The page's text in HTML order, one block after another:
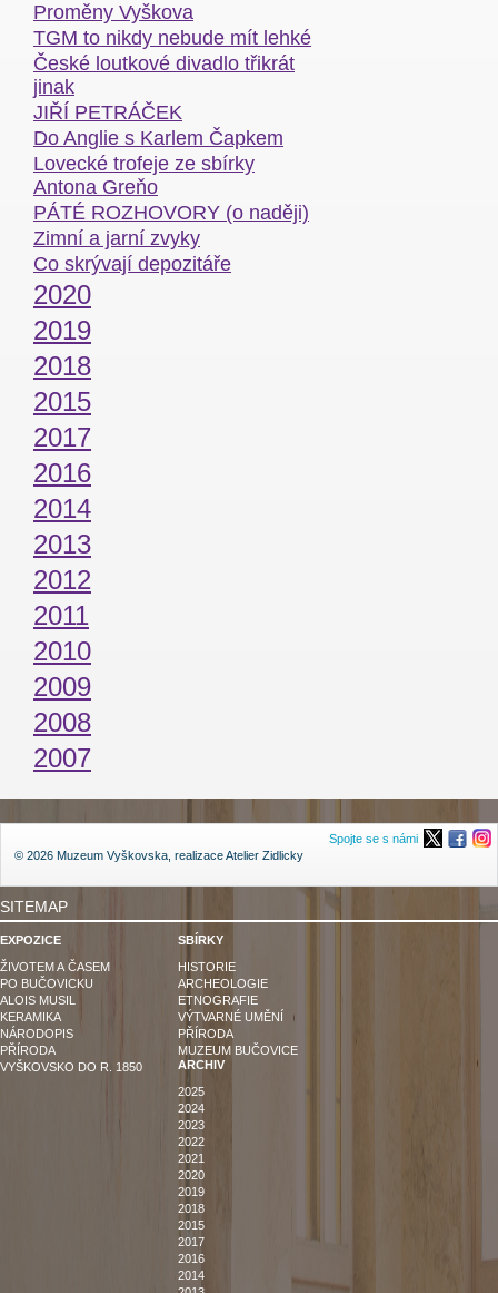
Proměny Vyškova
TGM to nikdy nebude mít lehké
České loutkové divadlo třikrát
jinak
JIŘÍ PETRÁČEK
Do Anglie s Karlem Čapkem
Lovecké trofeje ze sbírky
Antona Greňo
PÁTÉ ROZHOVORY (o naději)
Zimní a jarní zvyky
Co skrývají depozitáře
2020
2019
2018
2015
2017
2016
2014
2013
2012
2011
2010
2009
2008
2007
© 2026 Muzeum Vyškovska, realizaceAtelier Zidlicky
Spojte se s námi
SITEMAP
EXPOZICE
ŽIVOTEM A ČASEM
PO BUČOVICKU
ALOIS MUSIL
KERAMIKA
NÁRODOPIS
PŘÍRODA
VYŠKOVSKO DO R. 1850
SBÍRKY
HISTORIE
ARCHEOLOGIE
ETNOGRAFIE
VÝTVARNÉ UMĚNÍ
PŘÍRODA
MUZEUM BUČOVICE
ARCHIV
2025
2024
2023
2022
2021
2020
2019
2018
2015
2017
2016
2014